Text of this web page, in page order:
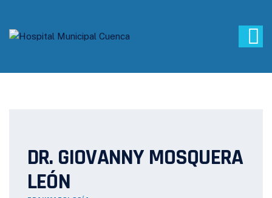
DR. GIOVANNY MOSQUERA
LEÓN